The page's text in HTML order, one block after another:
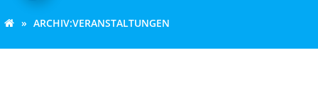
ARCHIV:VERANSTALTUNGEN